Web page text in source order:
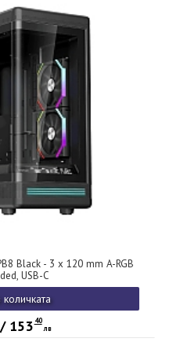
Black - 3 x 120 mm A-RGB
USB-C
153 40
лв